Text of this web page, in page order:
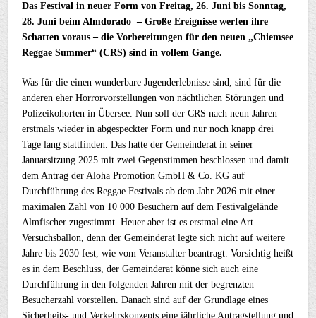
Das Festival in neuer Form von Freitag, 26. Juni bis Sonntag,
28. Juni beim Almdorado – Große Ereignisse werfen ihre
Schatten voraus – die Vorbereitungen für den neuen „Chiemsee
Reggae Summer“ (CRS) sind in vollem Gange.
Was für die einen wunderbare Jugenderlebnisse sind, sind für die
anderen eher Horrorvorstellungen von nächtlichen Störungen und
Polizeikohorten in Übersee. Nun soll der CRS nach neun Jahren
erstmals wieder in abgespeckter Form und nur noch knapp drei
Tage lang stattfinden. Das hatte der Gemeinderat in seiner
Januarsitzung 2025 mit zwei Gegenstimmen beschlossen und damit
dem Antrag der Aloha Promotion GmbH & Co. KG auf
Durchführung des Reggae Festivals ab dem Jahr 2026 mit einer
maximalen Zahl von 10 000 Besuchern auf dem Festivalgelände
Almfischer zugestimmt. Heuer aber ist es erstmal eine Art
Versuchsballon, denn der Gemeinderat legte sich nicht auf weitere
Jahre bis 2030 fest, wie vom Veranstalter beantragt. Vorsichtig heißt
es in dem Beschluss, der Gemeinderat könne sich auch eine
Durchführung in den folgenden Jahren mit der begrenzten
Besucherzahl vorstellen. Danach sind auf der Grundlage eines
Sicherheits- und Verkehrskonzepts eine jährliche Antragstellung und